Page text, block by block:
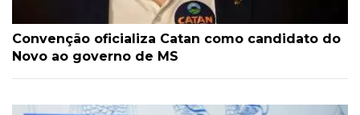
Convenção oficializa Catan como candidato do
Novo ao governo de MS